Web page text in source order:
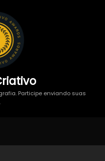
Participe enviando suas